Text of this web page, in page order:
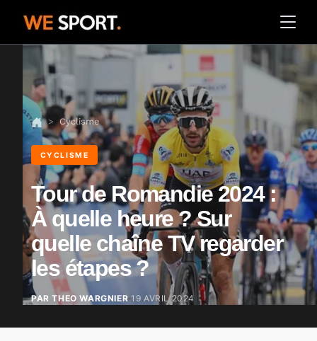
Cyclisme
CYCLISME
Tour de Romandie 2024 :
À quelle heure ? Sur
quelle chaîne TV regarder
les étapes ?
PAR THEO WARGNIER 19 AVRIL 2024